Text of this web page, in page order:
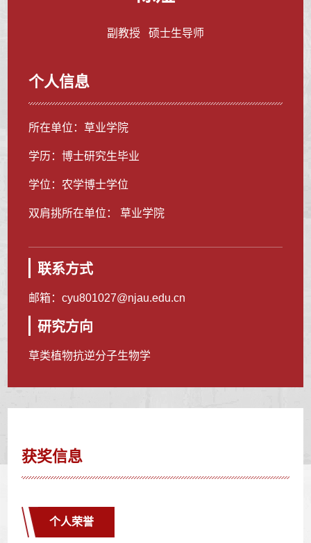
副教授 硕士生导师
个人信息
所在单位：草业学院
学历：博士研究生毕业
学位：农学博士学位
双肩挑所在单位： 草业学院
联系方式
邮箱：cyu801027@njau.edu.cn
研究方向
草类植物抗逆分子生物学
获奖信息
个人荣誉